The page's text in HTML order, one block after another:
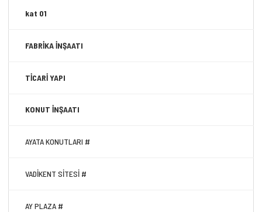
kat 01
FABRİKA İNŞAATI
TİCARİ YAPI
KONUT İNŞAATI
AYATA KONUTLARI #
VADİKENT SİTESİ #
AY PLAZA #